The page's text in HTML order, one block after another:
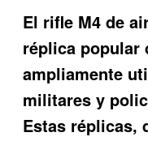
El rifle M4 de
réplica popular
ampliamente
militares y
Estas réplicas,